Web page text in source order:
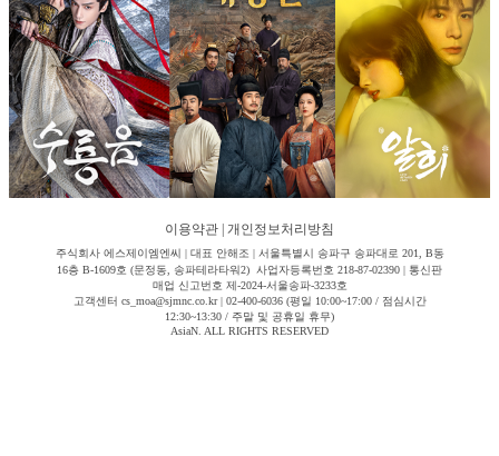
이용약관 개인정보처리방침
주식회사 에스제이엠엔씨 | 대표 안해조 | 서울특별시 송파구 송파대로 201, B동
16층 B-1609호 (문정동, 송파테라타워2) 사업자등록번호 218-87-02390 | 통신판
매업 신고번호 제-2024-서울송파-3233호
고객센터 cs_moa@sjmnc.co.kr | 02-400-6036 (평일 10:00~17:00 / 점심시간
12:30~13:30 / 주말 및 공휴일 휴무)
AsiaN. ALL RIGHTS RESERVED